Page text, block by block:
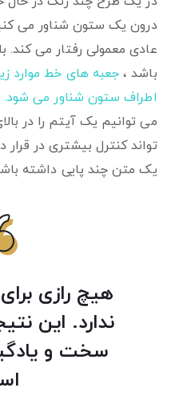
درون یک ستون شناور می
عادی معمولی رفتار می کند.
باشد ، جعبه های خط موارد
اطراف ستون شناور می شود.
می توانیم یک آیتم را در
تواند کنترل بیشتری در قرار
یک متن چند پایی داشته
هیچ رازی
ندارد. این
سخت و